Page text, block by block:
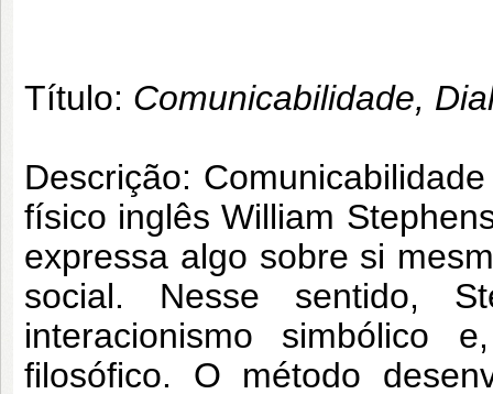
Título: Comunicabilidade,
Descrição:
físico inglês William
expressa algo sobre si
social. Nesse sentido,
interacionismo simbólico
filosófico. O método